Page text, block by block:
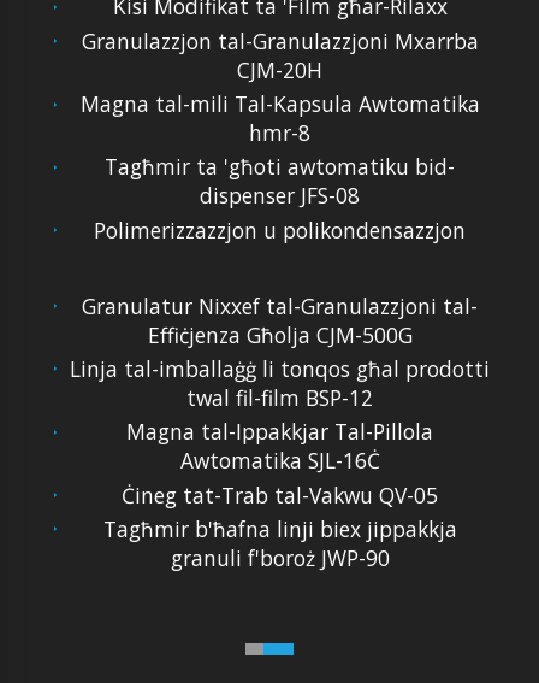
Kisi Modifikat ta 'Film għar-Rilaxx
Granulazzjon tal-Granulazzjoni Mxarrba
CJM-20H
Magna tal-mili Tal-Kapsula Awtomatika
hmr-8
Tagħmir ta 'għoti awtomatiku bid-
dispenser JFS-08
Polimerizzazzjon u polikondensazzjon
Granulatur Nixxef tal-Granulazzjoni tal-
Effiċjenza Għolja CJM-500G
Linja tal-imballaġġ li tonqos għal prodotti
twal fil-film BSP-12
Magna tal-Ippakkjar Tal-Pillola
Awtomatika SJL-16Ċ
Ċineg tat-Trab tal-Vakwu QV-05
Tagħmir b'ħafna linji biex jippakkja
granuli f'boroż JWP-90